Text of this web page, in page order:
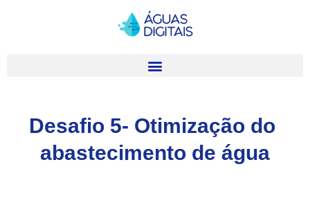
Desafio 5- Otimização do
abastecimento de água